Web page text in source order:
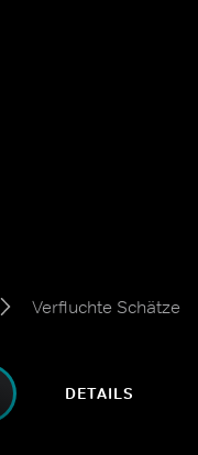
Verfluchte Schätze
DETAILS